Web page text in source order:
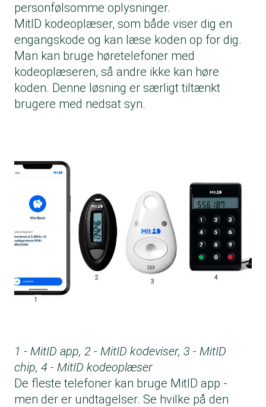
personfølsomme oplysninger.
MitID kodeoplæser, som både viser dig en
engangskode og kan læse koden op for dig.
Man kan bruge høretelefoner med
kodeoplæseren, så andre ikke kan høre
koden. Denne løsning er særligt tiltænkt
brugere med nedsat syn.
1 - MitID app, 2 - MitID kodeviser, 3 - MitID
chip, 4 - MitID kodeoplæser
De fleste telefoner kan bruge MitID app -
men der er undtagelser. Se hvilke på den